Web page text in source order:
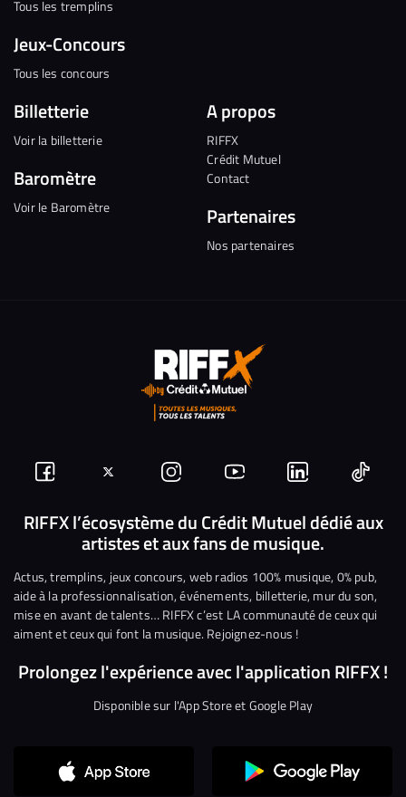
Tous les tremplins
Jeux-Concours
Tous les concours
Billetterie
Voir la billetterie
Baromètre
Voir le Baromètre
A propos
RIFFX
Crédit Mutuel
Contact
Partenaires
Nos partenaires
Suivez-
nous
Facebook
Suivez-
nous
sur
Twitter
Nous
rejoindre
sur
Instagram
Nous
rejoindre
sur
YouTube
Nous
rejoindre
sur
Linkedin
Nous
RIFFX l’écosystème du Crédit Mutuel dédié aux
artistes et aux fans de musique.
Actus, tremplins, jeux concours, web radios 100% musique, 0% pub,
aide à la professionnalisation, événements, billetterie, mur du son,
mise en avant de talents… RIFFX c’est LA communauté de ceux qui
aiment et ceux qui font la musique. Rejoignez-nous !
Prolongez l'expérience avec l'application RIFFX !
Disponible sur l'App Store et Google Play